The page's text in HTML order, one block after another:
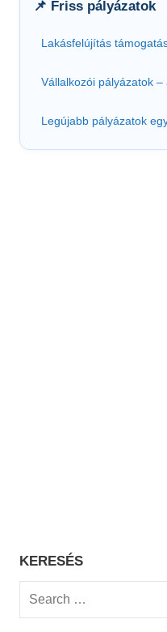
📌 Friss pályázatok
Lakásfelújítás
Vállalkozói pályázatok
Legújabb pályázatok
KERESÉS
Search